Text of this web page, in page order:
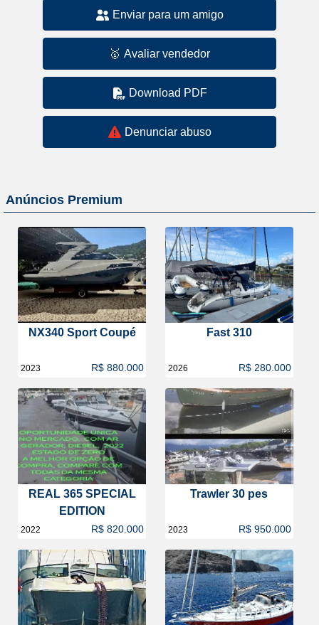
Enviar para um amigo
🥇 Avaliar vendedor
Download PDF
Denunciar abuso
Anúncios Premium
NX340 Sport Coupé
2023 R$ 880.000
Fast 310
2026 R$ 280.000
REAL 365 SPECIAL
EDITION
2022 R$ 820.000
Trawler 30 pes
2023 R$ 950.000